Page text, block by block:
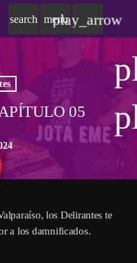
search menu
play_arrow
05
los Delirantes te
a los damnificados.